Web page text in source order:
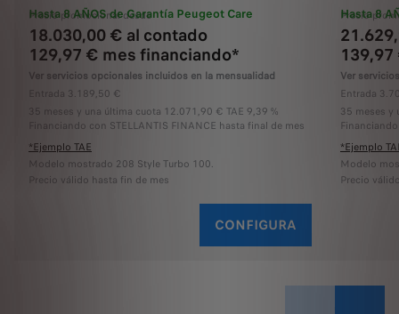
Hasta 8 AÑOS de Garantía Peugeot Care
Precio promocional desde
18.030,00 € al contado
129,97 € mes financiando*
Ver servicios opcionales incluidos en la mensualidad
Entrada 3.189,50 €
35 meses y una última cuota 12.071,90 € TAE 9,39 %
Financiando con STELLANTIS FINANCE hasta final de mes
*Ejemplo TAE
Modelo mostrado 208 Style Turbo 100.
Precio válido hasta fin de mes
CONFIGURA
Hasta 8
Precio
Ver
Entrada
35 meses y
*Ejemplo
Modelo
Precio